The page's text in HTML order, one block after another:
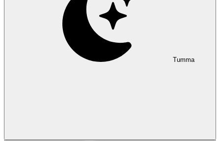
Tumma